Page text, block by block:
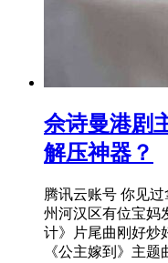
佘诗曼港剧
解压神器？
腾讯云账号 你见
州河汉区有位宝
计》片尾曲刚好炒
《公主嫁到》主题